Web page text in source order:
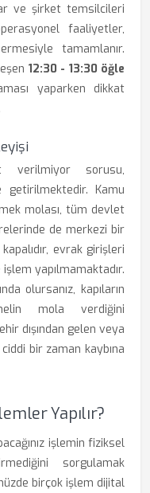
ve şirket temsilcileri
faaliyetler,
tamamlanır.
12:30 - 13:30 öğle
yaparken dikkat
verilmiyor sorusu,
getirilmektedir. Kamu
molası, tüm devlet
de merkezi bir
evrak girişleri
yapılmamaktadır.
olursanız, kapıların
mola verdiğini
dışından gelen veya
bir zaman kaybına
Yapılır?
işlemin fiziksel
sorgulamak
birçok işlem dijital